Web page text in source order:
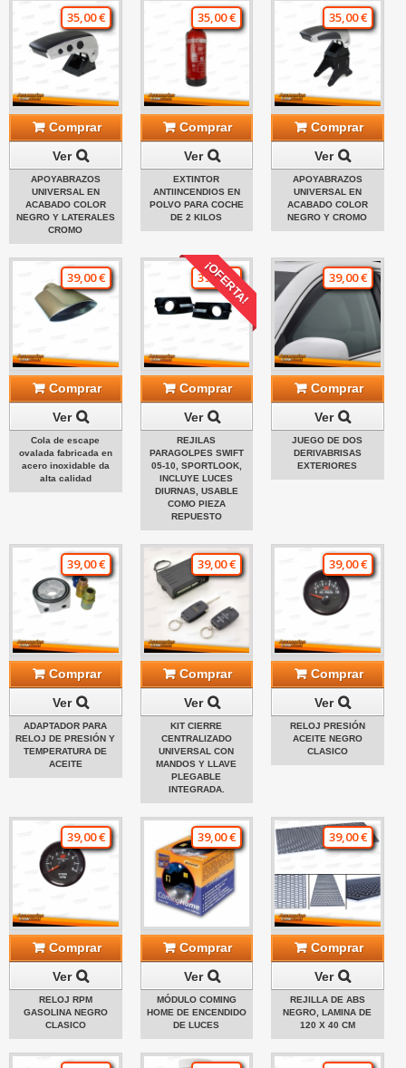
35,00 €
Comprar
Ver
APOYABRAZOS
UNIVERSAL EN
ACABADO COLOR
NEGRO Y LATERALES
CROMO
35,00 €
Comprar
Ver
EXTINTOR
ANTIINCENDIOS EN
POLVO PARA COCHE
DE 2 KILOS
35,00 €
Comprar
Ver
APOYABRAZOS
UNIVERSAL EN
ACABADO COLOR
NEGRO Y CROMO
39,00 €
Comprar
Ver
Cola de escape
ovalada fabricada en
acero inoxidable da
alta calidad
¡OFERTA!
39,00 €
Comprar
Ver
REJILAS
PARAGOLPES SWIFT
05-10, SPORTLOOK,
INCLUYE LUCES
DIURNAS, USABLE
COMO PIEZA
REPUESTO
39,00 €
Comprar
Ver
JUEGO DE DOS
DERIVABRISAS
EXTERIORES
39,00 €
Comprar
Ver
ADAPTADOR PARA
RELOJ DE PRESIÓN Y
TEMPERATURA DE
ACEITE
39,00 €
Comprar
Ver
KIT CIERRE
CENTRALIZADO
UNIVERSAL CON
MANDOS Y LLAVE
PLEGABLE
INTEGRADA.
39,00 €
Comprar
Ver
RELOJ PRESIÓN
ACEITE NEGRO
CLASICO
39,00 €
Comprar
Ver
RELOJ RPM
GASOLINA NEGRO
CLASICO
39,00 €
Comprar
Ver
MÓDULO COMING
HOME DE ENCENDIDO
DE LUCES
39,00 €
Comprar
Ver
REJILLA DE ABS
NEGRO, LAMINA DE
120 X 40 CM